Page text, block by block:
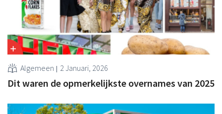
Algemeen 2 Januari, 2026
Dit waren de opmerkelijkste overnames van 2025